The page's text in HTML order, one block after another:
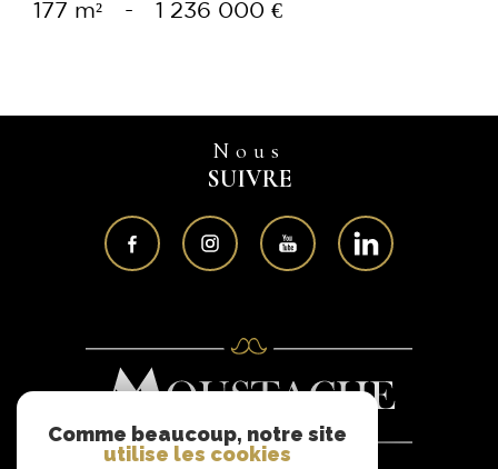
177 m² - 1 236 000 €
Nous
SUIVRE
Comme beaucoup, notre site
utilise les cookies